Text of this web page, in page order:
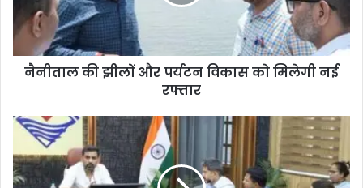
नैनीताल की झीलों और पर्यटन विकास को मिलेगी नई
रफ्तार